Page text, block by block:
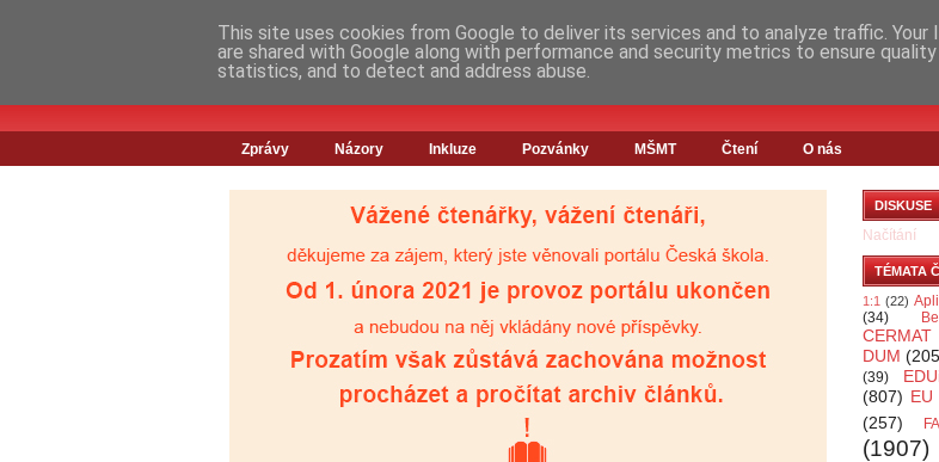
Zprávy Názory Inkluze Pozvánky MŠMT Čtení O nás
DISKUSE
Načítání
TÉMATA
1:1 (22)
(34)
CERMAT
DUM
(39)
(807)
(257)
(1907)
This site uses cookies from Google to deliver its services and to analyze traffic. Your
are shared with Google along with performance and security metrics to ensure
statistics, and to detect and address abuse.